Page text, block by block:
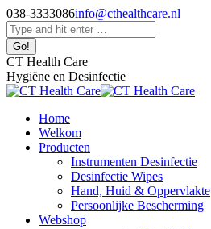
Skip
to
content
038-3333086info@cthealthcare.nl
Facebook
page
opens
in
new
window
Search:
CT Health Care
Hygiëne en Desinfectie
Home
Welkom
Producten
Instrumenten Desinfectie
Desinfectie Wipes
Hand, Huid & Oppervlakte
Persoonlijke Bescherming
Webshop